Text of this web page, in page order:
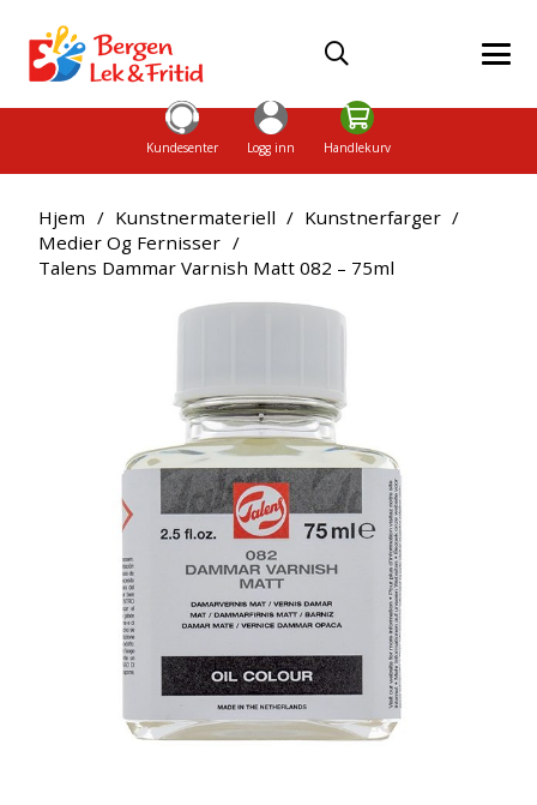
Kundesenter Logg inn Handlekurv
Hjem / Kunstnermateriell / Kunstnerfarger /
Medier Og Fernisser /
Talens Dammar Varnish Matt 082 – 75ml